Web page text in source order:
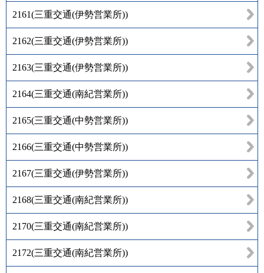
2161(三重交通(伊勢営業所))
2162(三重交通(伊勢営業所))
2163(三重交通(伊勢営業所))
2164(三重交通(南紀営業所))
2165(三重交通(中勢営業所))
2166(三重交通(中勢営業所))
2167(三重交通(伊勢営業所))
2168(三重交通(南紀営業所))
2170(三重交通(南紀営業所))
2172(三重交通(南紀営業所))